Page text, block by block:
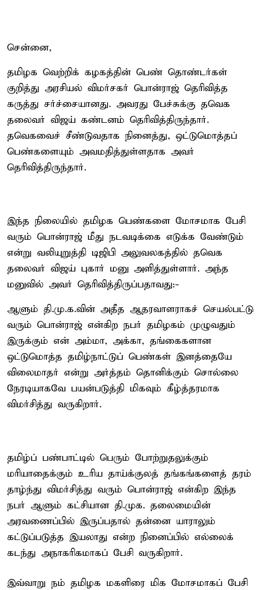
சென்னை,
தமிழக வெற்றிக் கழகத்தின் பெண் தொண்டர்கள்
குறித்து அரசியல் விமர்சகர் பொன்ராஜ் தெரிவித்த
கருத்து சர்ச்சையானது. அவரது பேச்சுக்கு தவெக
தலைவர் விஜய் கண்டனம் தெரிவித்திருந்தார்.
தவெகவைச் சீண்டுவதாக நினைத்து, ஒட்டுமொத்தப்
பெண்களையும் அவமதித்துள்ளதாக அவர்
தெரிவித்திருந்தார்.
இந்த நிலையில் தமிழக பெண்களை மோசமாக பேசி
வரும் பொன்ராஜ் மீது நடவடிக்கை எடுக்க வேண்டும்
என்று வலியுறுத்தி டிஜிபி அலுவலகத்தில் தவெக
தலைவர் விஜய் புகார் மனு அளித்துள்ளார். அந்த
மனுவில் அவர் தெரிவித்திருப்பதாவது:-
ஆளும் தி.மு.க.வின் அதீத ஆதரவாளராகச் செயல்பட்டு
வரும் பொன்ராஜ் என்கிற நபர் தமிழகம் முழுவதும்
இருக்கும் என் அம்மா, அக்கா, தங்கைகளான
ஒட்டுமொத்த தமிழ்நாட்டுப் பெண்கள் இனத்தையே
விலைமாதர் என்று அர்த்தம் தொனிக்கும் சொல்லை
நேரடியாகவே பயன்படுத்தி மிகவும் கீழ்த்தரமாக
விமர்சித்து வருகிறார்.
தமிழ்ப் பண்பாட்டில் பெரும் போற்றுதலுக்கும்
மரியாதைக்கும் உரிய தாய்க்குலத் தங்கங்களைத் தரம்
தாழ்ந்து விமர்சித்து வரும் பொன்ராஜ் என்கிற இந்த
நபர் ஆளும் கட்சியான தி.முக. தலைமையின்
அரவணைப்பில் இருப்பதால் தன்னை யாராலும்
கட்டுப்படுத்த இயலாது என்ற நினைப்பில் எல்லைக்
கடந்து அநாகரிகமாகப் பேசி வருகிறார்.
இவ்வாறு நம் தமிழக மகளிரை மிக மோசமாகப் பேசி